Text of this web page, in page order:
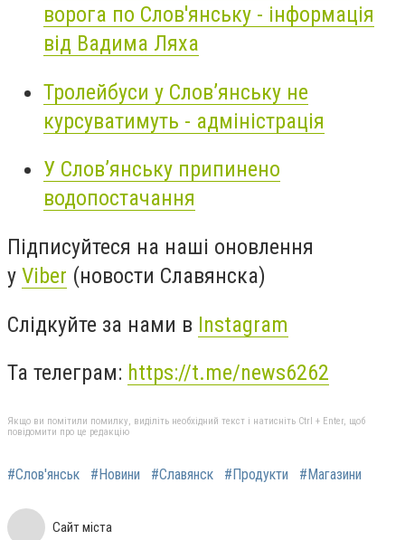
ворога по Слов'янську - інформація
від Вадима Ляха
Тролейбуси у Слов’янську не
курсуватимуть - адміністрація
У Слов’янську припинено
водопостачання
Підписуйтеся на наші оновлення
у Viber (новости Славянска)
Слідкуйте за нами в Instagram
Та телеграм: https://t.me/news6262
Якщо ви помітили помилку, виділіть необхідний текст і натисніть Ctrl + Enter, щоб
повідомити про це редакцію
#Слов'янськ #Новини #Славянск #Продукти #Магазини
Сайт міста